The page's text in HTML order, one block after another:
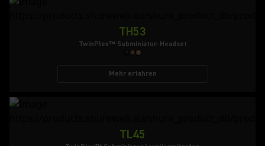
TH53
TwinPlex™ Subminiatur-Headset
Mehr erfahren
TL45